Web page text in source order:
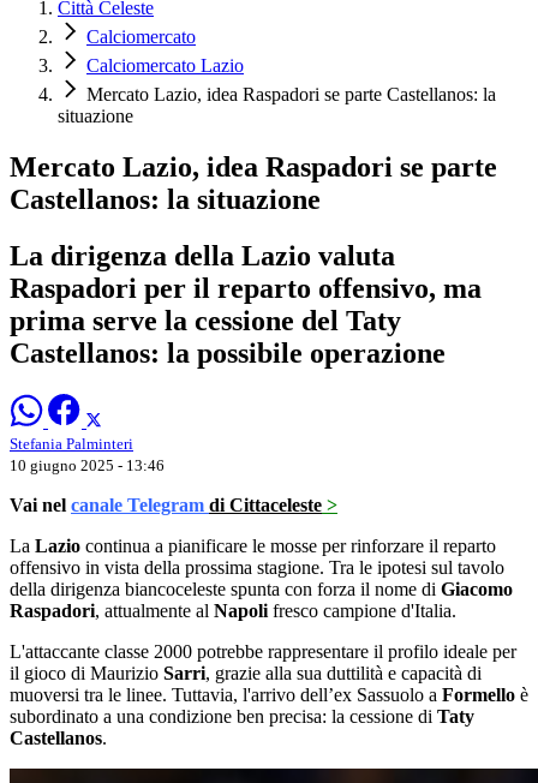
Città Celeste
Calciomercato
Calciomercato Lazio
Mercato Lazio, idea Raspadori se parte Castellanos: la
situazione
Mercato Lazio, idea Raspadori se parte
Castellanos: la situazione
La dirigenza della Lazio valuta
Raspadori per il reparto offensivo, ma
prima serve la cessione del Taty
Castellanos: la possibile operazione
Stefania Palminteri
10 giugno 2025 - 13:46
Vai nel canale Telegram di Cittaceleste >
La Lazio continua a pianificare le mosse per rinforzare il reparto
offensivo in vista della prossima stagione. Tra le ipotesi sul tavolo
della dirigenza biancoceleste spunta con forza il nome di Giacomo
Raspadori, attualmente al Napoli fresco campione d'Italia.
L'attaccante classe 2000 potrebbe rappresentare il profilo ideale per
il gioco di Maurizio Sarri, grazie alla sua duttilità e capacità di
muoversi tra le linee. Tuttavia, l'arrivo dell’ex Sassuolo a Formello è
subordinato a una condizione ben precisa: la cessione di Taty
Castellanos.